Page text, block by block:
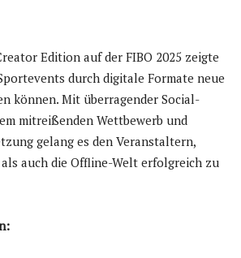
Edition auf der FIBO 2025 zeigte
durch digitale Formate neue
können. Mit überragender Social-
mitreißenden Wettbewerb und
gelang es den Veranstaltern,
auch die Offline-Welt erfolgreich zu